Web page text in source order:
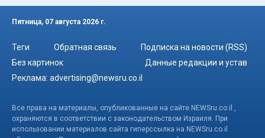
Пятница, 07 августа 2026 г.
Теги Обратная связь
Подписка на новости (RSS)
Без картинок
Данные редакции и устав
Реклама: advertising@newsru.co.il
Все права на материалы, опубликованные на сайте NEWSru.co.il ,
охраняются в соответствии с законодательством Израиля. При
использовании материалов сайта гиперссылка на NEWSru.co.il